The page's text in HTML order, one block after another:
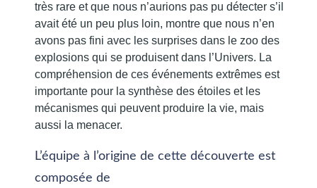
très rare et que nous n’aurions pas pu détecter s’il
avait été un peu plus loin, montre que nous n’en
avons pas fini avec les surprises dans le zoo des
explosions qui se produisent dans l’Univers. La
compréhension de ces événements extrêmes est
importante pour la synthèse des étoiles et les
mécanismes qui peuvent produire la vie, mais
aussi la menacer.
L’équipe à l’origine de cette découverte est
composée de